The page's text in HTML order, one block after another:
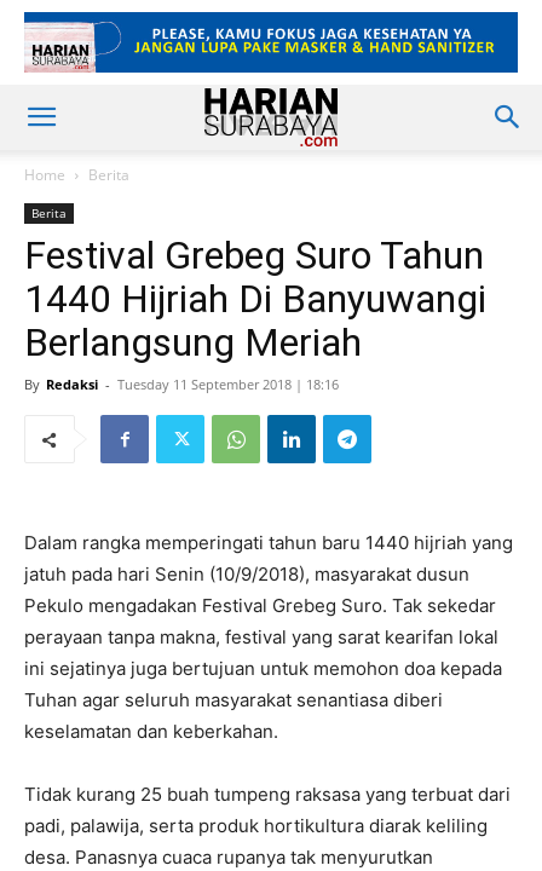
Home Berita
Berita
Festival Grebeg Suro Tahun
1440 Hijriah Di Banyuwangi
Berlangsung Meriah
By Redaksi - Tuesday 11 September 2018 | 18:16
Dalam rangka memperingati tahun baru 1440 hijriah yang
jatuh pada hari Senin (10/9/2018), masyarakat dusun
Pekulo mengadakan Festival Grebeg Suro. Tak sekedar
perayaan tanpa makna, festival yang sarat kearifan lokal
ini sejatinya juga bertujuan untuk memohon doa kepada
Tuhan agar seluruh masyarakat senantiasa diberi
keselamatan dan keberkahan.
Tidak kurang 25 buah tumpeng raksasa yang terbuat dari
padi, palawija, serta produk hortikultura diarak keliling
desa. Panasnya cuaca rupanya tak menyurutkan